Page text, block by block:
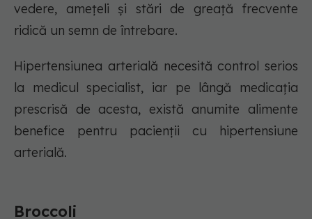
vedere, amețeli și stări de greață frecvente
ridică un semn de întrebare.
Hipertensiunea arterială necesită control serios
la medicul specialist, iar pe lângă medicația
prescrisă de acesta, există anumite alimente
benefice pentru pacienții cu hipertensiune
arterială.
Broccoli